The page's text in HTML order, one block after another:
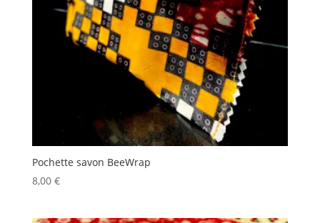
Pochette savon BeeWrap
8,00 €